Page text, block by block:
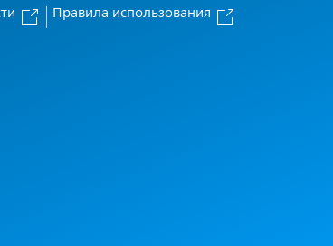
Правила использования